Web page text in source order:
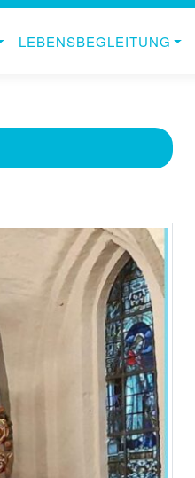
LEBENSBEGLEITUNG